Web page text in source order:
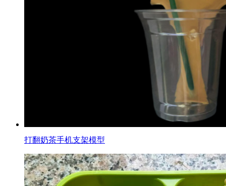
打翻奶茶手机支架模型